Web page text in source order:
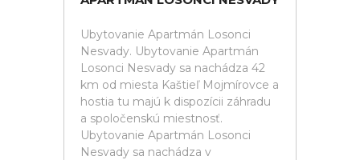
Ubytovanie Apartmán Losonci
Nesvady. Ubytovanie Apartmán
Losonci Nesvady sa nachádza 42
km od miesta Kaštieľ Mojmírovce a
hostia tu majú k dispozícii záhradu
a spoločenskú miestnosť.
Ubytovanie Apartmán Losonci
Nesvady sa nachádza v